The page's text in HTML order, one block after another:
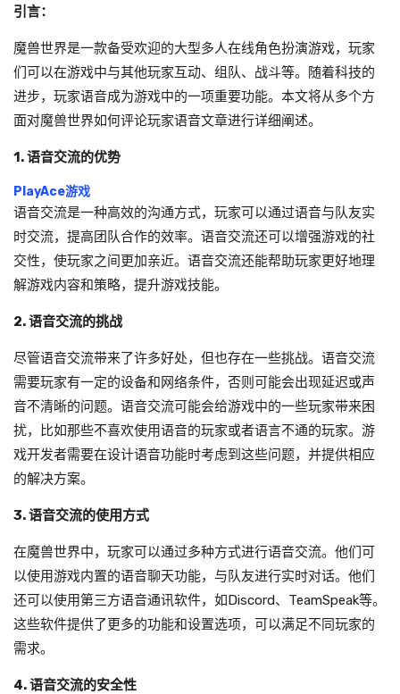
引言：
魔兽世界是一款备受欢迎的大型多人在线角色扮演游戏，玩家
们可以在游戏中与其他玩家互动、组队、战斗等。随着科技的
进步，玩家语音成为游戏中的一项重要功能。本文将从多个方
面对魔兽世界如何评论玩家语音文章进行详细阐述。
1. 语音交流的优势
PlayAce游戏
语音交流是一种高效的沟通方式，玩家可以通过语音与队友实
时交流，提高团队合作的效率。语音交流还可以增强游戏的社
交性，使玩家之间更加亲近。语音交流还能帮助玩家更好地理
解游戏内容和策略，提升游戏技能。
2. 语音交流的挑战
尽管语音交流带来了许多好处，但也存在一些挑战。语音交流
需要玩家有一定的设备和网络条件，否则可能会出现延迟或声
音不清晰的问题。语音交流可能会给游戏中的一些玩家带来困
扰，比如那些不喜欢使用语音的玩家或者语言不通的玩家。游
戏开发者需要在设计语音功能时考虑到这些问题，并提供相应
的解决方案。
3. 语音交流的使用方式
在魔兽世界中，玩家可以通过多种方式进行语音交流。他们可
以使用游戏内置的语音聊天功能，与队友进行实时对话。他们
还可以使用第三方语音通讯软件，如Discord、TeamSpeak等。
这些软件提供了更多的功能和设置选项，可以满足不同玩家的
需求。
4. 语音交流的安全性